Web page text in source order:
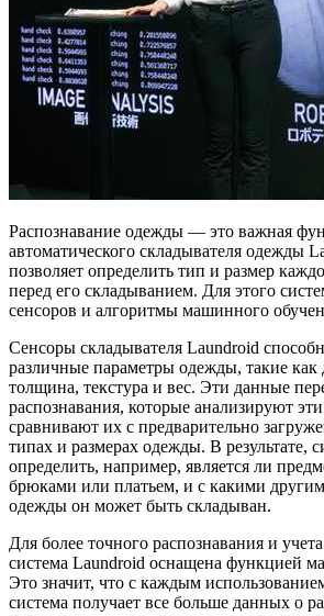
Распознавание одежды — это важная
автоматического складывателя одежды
позволяет определить тип и размер
перед его складыванием. Для этого
сенсоров и алгоритмы машинного
Сенсоры складывателя Laundroid
различные параметры одежды, такие
толщина, текстура и вес. Эти данные
распознавания, которые анализируют
сравнивают их с предварительно
типах и размерах одежды. В результате,
определить, например, является ли
брюками или платьем, и с какими
одежды он может быть складыван.
Для более точного распознавания и
система Laundroid оснащена функцией
Это значит, что с каждым
система получает все больше данных о